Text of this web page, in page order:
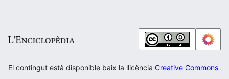
El contingut està disponible baix la llicència Creative Commons